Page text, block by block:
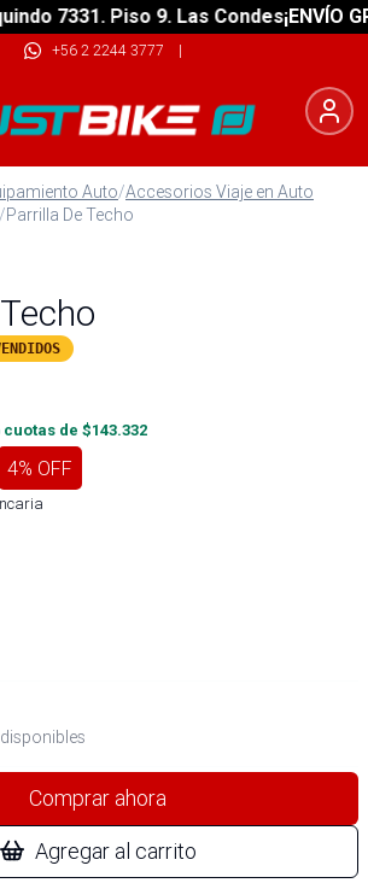
7331. Piso 9. Las Condes¡ENVÍO
+56 2 2244 3777 |
Auto/Accesorios Viaje en Auto
/Parrilla De Techo
cuotas de $143.332
4% OFF
Comprar ahora
Agregar al carrito